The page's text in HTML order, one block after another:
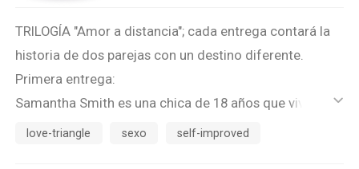
TRILOGÍA "Amor a distancia"; cada entrega contará la
historia de dos parejas con un destino diferente.
Primera entrega:
Samantha Smith es una chica de 18 años que vive en la
ciudad de Nueva York, con sus padres y su hermano
ic_default
love-triangle sexo self-improved